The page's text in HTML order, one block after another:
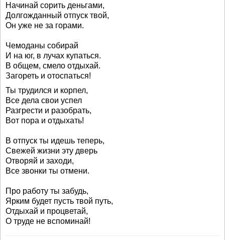
Начинай сорить деньгами,
Долгожданный отпуск твой,
Он уже не за горами.
Чемоданы собирай
И на юг, в лучах купаться.
В общем, смело отдыхай.
Загореть и отоспаться!
Ты трудился и корпел,
Все дела свои успел
Разгрести и разобрать,
Вот пора и отдыхать!
В отпуск ты идешь теперь,
Свежей жизни эту дверь
Отворяй и заходи,
Все звонки ты отмени.
Про работу ты забудь,
Ярким будет пусть твой путь,
Отдыхай и процветай,
О труде не вспоминай!